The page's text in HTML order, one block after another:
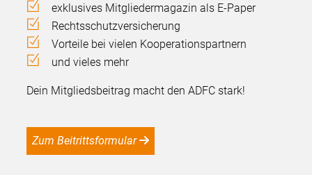
exklusives Mitgliedermagazin als E-Paper
Rechtsschutzversicherung
Vorteile bei vielen Kooperationspartnern
und vieles mehr
Dein Mitgliedsbeitrag macht den ADFC stark!
Zum Beitrittsformular